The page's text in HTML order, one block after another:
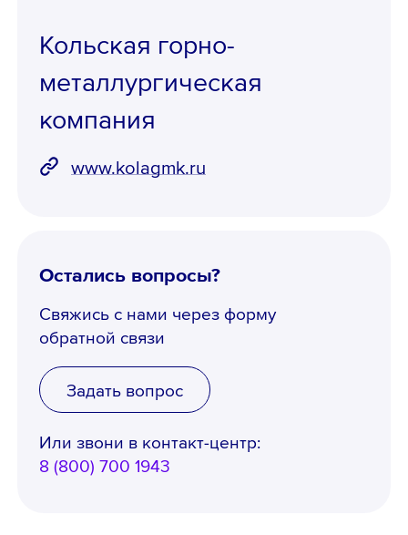
Кольская горно-
металлургическая
компания
www.kolagmk.ru
Остались вопросы?
Свяжись с нами через форму
обратной связи
Задать вопрос
Или звони в контакт-центр:
8 (800) 700 1943